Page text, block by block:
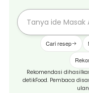
Cari resep
Rekomendasi
detikFood. Pembaca